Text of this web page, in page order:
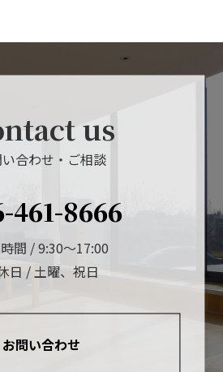
us
合わせ・ご相談
461-8666
間 / 9:30～17:00
日 / 土曜、祝日
お問い合わせ